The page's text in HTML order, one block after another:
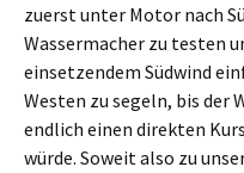
zuerst unter Motor nach
Wassermacher zu testen
einsetzendem Südwind
Westen zu segeln, bis der
endlich einen direkten
würde. Soweit also zu